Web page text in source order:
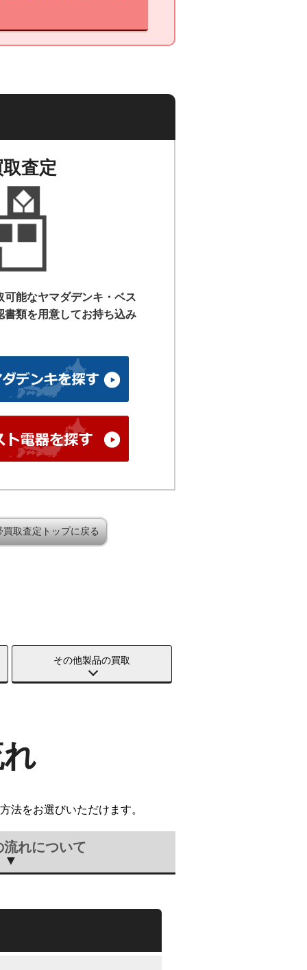
査定
能なヤマダデンキ・ベス
書類を用意してお持ち込み
買取査定トップに戻る
その他製品の買取
法をお選びいただけます。
れについて